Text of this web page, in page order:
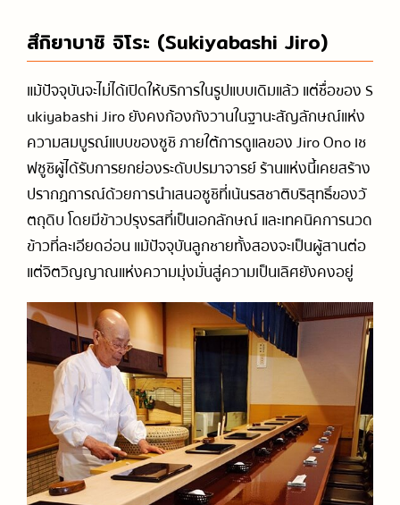
สึกิยาบาชิ จิโระ (Sukiyabashi Jiro)
แม้ปัจจุบันจะไม่ได้เปิดให้บริการในรูปแบบเดิมแล้ว แต่ชื่อของ S
ukiyabashi Jiro ยังคงก้องกังวานในฐานะสัญลักษณ์แห่ง
ความสมบูรณ์แบบของซูชิ ภายใต้การดูแลของ Jiro Ono เช
ฟซูชิผู้ได้รับการยกย่องระดับปรมาจารย์ ร้านแห่งนี้เคยสร้าง
ปรากฏการณ์ด้วยการนำเสนอซูชิที่เน้นรสชาติบริสุทธิ์ของวั
ตถุดิบ โดยมีข้าวปรุงรสที่เป็นเอกลักษณ์ และเทคนิคการนวด
ข้าวที่ละเอียดอ่อน แม้ปัจจุบันลูกชายทั้งสองจะเป็นผู้สานต่อ
แต่จิตวิญญาณแห่งความมุ่งมั่นสู่ความเป็นเลิศยังคงอยู่